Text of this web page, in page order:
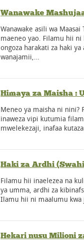
Wanawake
Wanawake asili wa
maeneo yao. Filamu hii ni
ongoza harakati za haki
wanajamii,…
Himaya za Maisha :
Meneo ya maisha ni nini?
inaweza vipi kutumia
mwelekezaji, inafaa
Haki za Ardhi
Filamu hii inaelezea na
ya umma, ardhi za
Ilamu hii ni maalumu kwa
Hekari nusu Milioni